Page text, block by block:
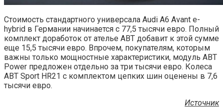
Стоимость стандартного универсала Audi A6 Avant e-
hybrid в Германии начинается с 77,5 тысячи евро. Полный
комплект доработок от ателье ABT добавит к этой сумме
еще 15,5 тысячи евро. Впрочем, покупателям, которым
важны только мощностные характеристики, модуль ABT
Power предложен отдельно за три тысячи евро. Колеса
ABT Sport HR21 с комплектом цепких шин оценены в 7,6
тысячи евро.
Источник